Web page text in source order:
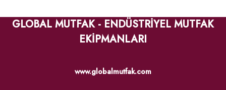
GLOBAL MUTFAK - ENDÜSTRİYEL MUTFAK
EKİPMANLARI
www.globalmutfak.com